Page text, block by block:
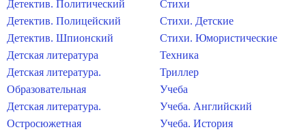
Детектив. Политический
Детектив. Полицейский
Детектив. Шпионский
Детская литература
Детская литература.
Образовательная
Детская литература.
Остросюжетная
Стихи
Стихи. Детские
Стихи. Юмористические
Техника
Триллер
Учеба
Учеба. Английский
Учеба. История